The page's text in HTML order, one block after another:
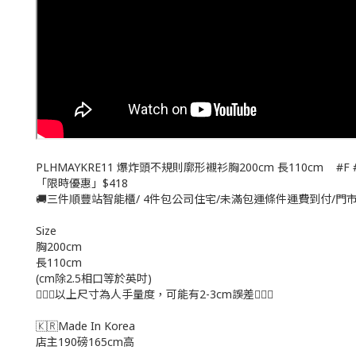
PLHMAYKRE11 爆炸頭不規則廓形襯衫胸200cm 長110cm #F
「限時優惠」$418
🚚三件順豐站智能櫃/ 4件包公司住宅/未滿包運條件運費到付/門
Size
胸200cm
長110cm
(cm除2.5相口等於英吋)
🙇🏻‍♀️以上尺寸為人手量度，可能有2-3cm誤差🙇🏻‍♀️
🇰🇷Made In Korea
店主190磅165cm高